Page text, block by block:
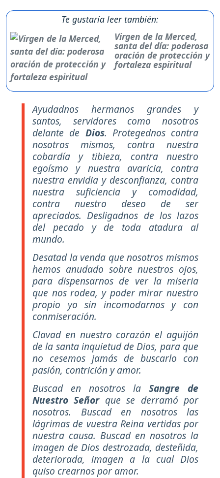
Te gustaría leer también:
Virgen de la Merced,
santa del día: poderosa
oración de protección y
fortaleza espiritual
Ayudadnos hermanos grandes y
santos, servidores como nosotros
delante de Dios. Protegednos contra
nosotros mismos, contra nuestra
cobardía y tibieza, contra nuestro
egoísmo y nuestra avaricia, contra
nuestra envidia y desconfianza, contra
nuestra suficiencia y comodidad,
contra nuestro deseo de ser
apreciados. Desligadnos de los lazos
del pecado y de toda atadura al
mundo.
Desatad la venda que nosotros mismos
hemos anudado sobre nuestros ojos,
para dispensarnos de ver la miseria
que nos rodea, y poder mirar nuestro
propio yo sin incomodarnos y con
conmiseración.
Clavad en nuestro corazón el aguijón
de la santa inquietud de Dios, para que
no cesemos jamás de buscarlo con
pasión, contrición y amor.
Buscad en nosotros la Sangre de
Nuestro Señor que se derramó por
nosotros. Buscad en nosotros las
lágrimas de vuestra Reina vertidas por
nuestra causa. Buscad en nosotros la
imagen de Dios destrozada, desteñida,
deteriorada, imagen a la cual Dios
quiso crearnos por amor.